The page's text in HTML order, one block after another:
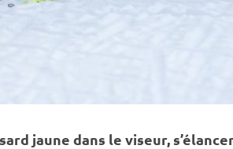
jaune dans le viseur,